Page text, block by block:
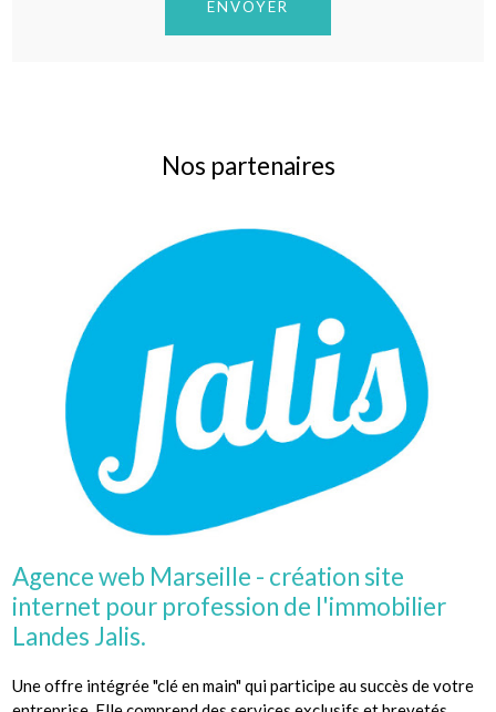
Nos partenaires
Agence web Marseille - création site
internet pour profession de l'immobilier
Landes Jalis.
Une offre intégrée "clé en main" qui participe au succès de votre